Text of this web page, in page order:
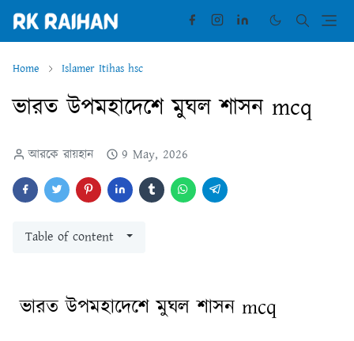
Home Islamer Itihas hsc
ভারত উপমহাদেশে মুঘল শাসন mcq
আরকে রায়হান 9 May, 2026
Table of content
ভারত উপমহাদেশে মুঘল শাসন mcq